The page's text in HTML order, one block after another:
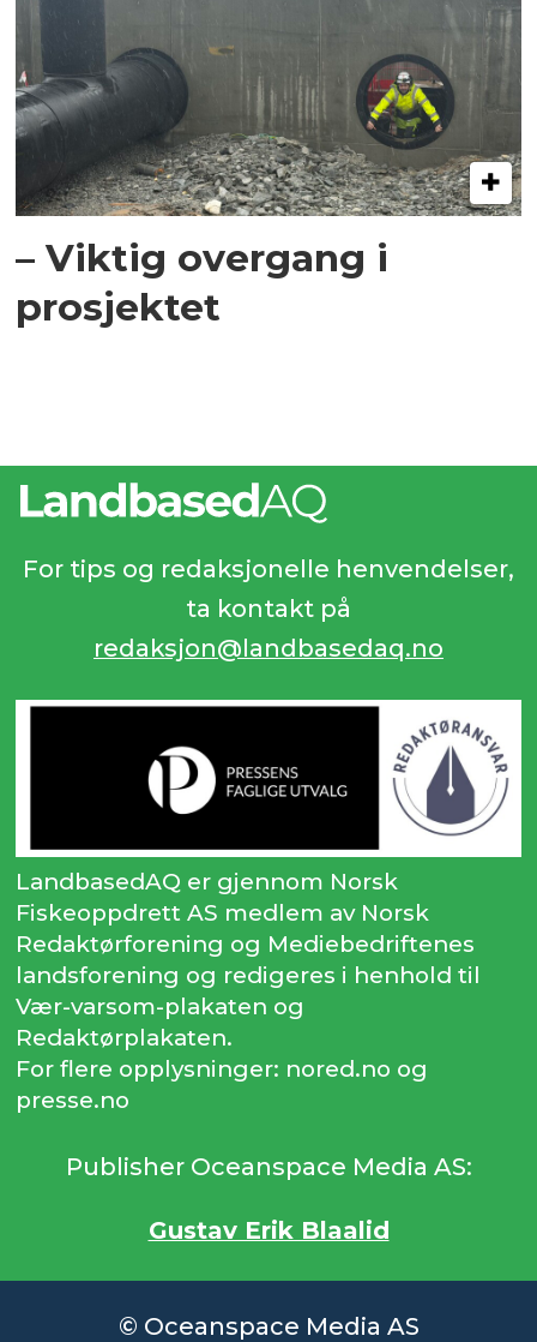
– Viktig overgang i
prosjektet
For tips og redaksjonelle henvendelser,
ta kontakt på
redaksjon@landbasedaq.no
LandbasedAQ er gjennom Norsk
Fiskeoppdrett AS medlem av Norsk
Redaktørforening og Mediebedriftenes
landsforening og redigeres i henhold til
Vær-varsom-plakaten og
Redaktørplakaten.
For flere opplysninger: nored.no og
presse.no
Publisher Oceanspace Media AS:
Gustav Erik Blaalid
© Oceanspace Media AS